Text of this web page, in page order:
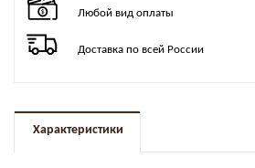
Любой вид оплаты
Доставка по всей России
Характеристики